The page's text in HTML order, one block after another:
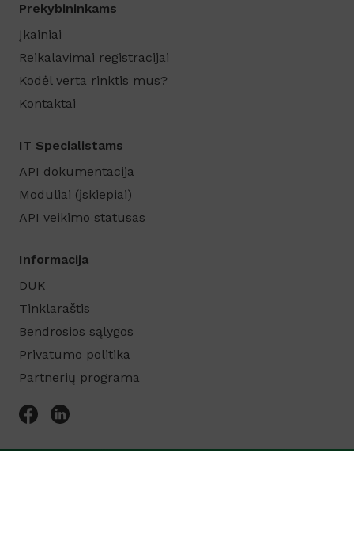
Prekybininkams
Įkainiai
Reikalavimai registracijai
Kodėl verta rinktis mus?
Kontaktai
IT Specialistams
API dokumentacija
Moduliai (įskiepiai)
API veikimo statusas
Informacija
DUK
Tinklaraštis
Bendrosios sąlygos
Privatumo politika
Partnerių programa